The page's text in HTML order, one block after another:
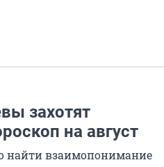
захотят
на август
найти взаимопонимание